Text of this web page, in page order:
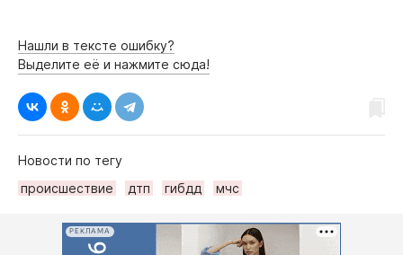
Нашли в тексте ошибку?
Выделите её и нажмите сюда!
Новости по тегу
происшествие
дтп гибдд мчс
РЕКЛАМА